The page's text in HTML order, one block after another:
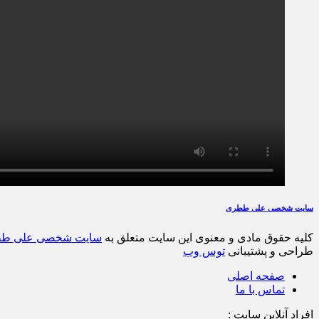
سایت شخصی علی ططری
کلیه حقوق مادی و معنوی این سایت متعلق به سایت شخصی علی
طراحی و پشتیبانی توس وب
صفحه اصلی
تماس با ما
افراد آنلاین سایت :